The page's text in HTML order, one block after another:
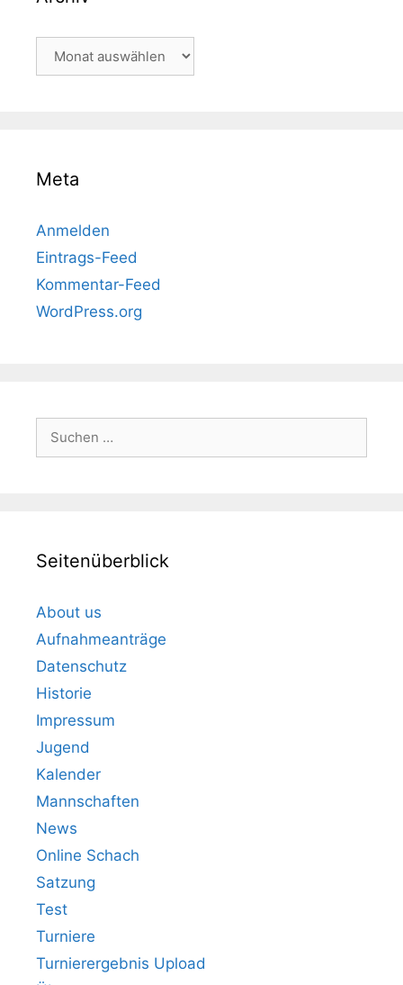
Meta
Anmelden
Eintrags-Feed
Kommentar-Feed
WordPress.org
Seitenüberblick
About us
Aufnahmeanträge
Datenschutz
Historie
Impressum
Jugend
Kalender
Mannschaften
News
Online Schach
Satzung
Test
Turniere
Turnierergebnis Upload